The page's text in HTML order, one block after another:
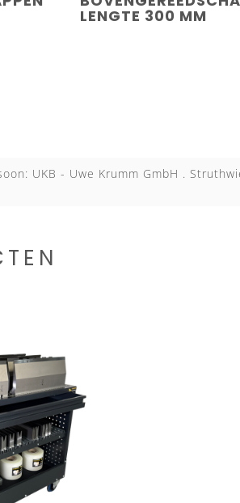
UKB - Uwe Krumm GmbH .